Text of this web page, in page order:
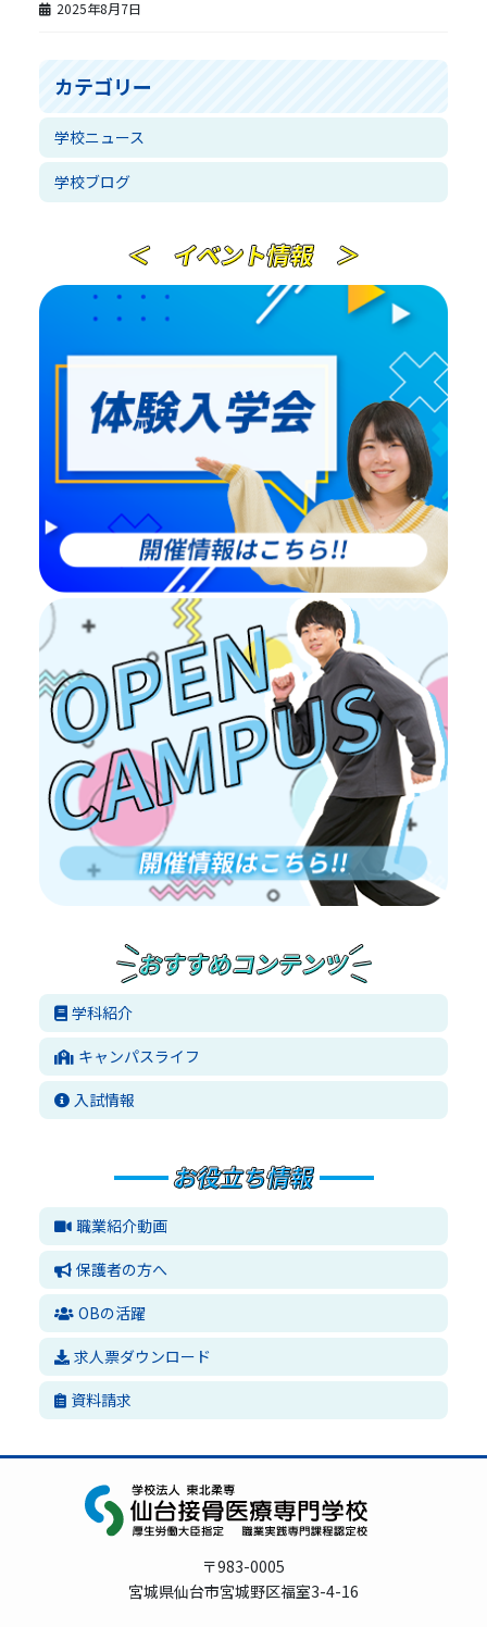
2025年8月7日
カテゴリー
学校ニュース
学校ブログ
学科紹介
キャンパスライフ
入試情報
職業紹介動画
保護者の方へ
OBの活躍
求人票ダウンロード
資料請求
〒983-0005
宮城県仙台市宮城野区福室3-4-16